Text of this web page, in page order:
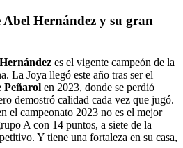
Hernández y su gran
es el vigente campeón de la
La Joya llegó este año tras ser el
Peñarol en 2023, donde se perdió
demostró calidad cada vez que jugó.
el campeonato 2023 no es el mejor
A con 14 puntos, a siete de la
Y tiene una fortaleza en su casa,